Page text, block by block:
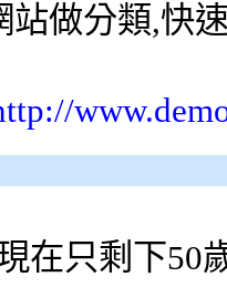
站做分類,快
在只剩下50